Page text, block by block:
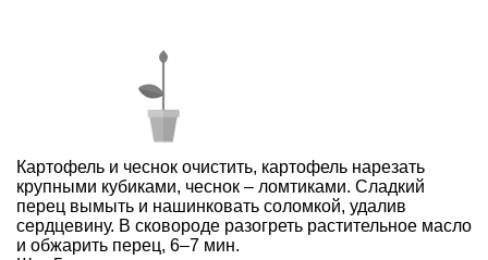
Картофель и чеснок очистить, картофель нарезать
крупными кубиками, чеснок – ломтиками. Сладкий
перец вымыть и нашинковать соломкой, удалив
сердцевину. В сковороде разогреть растительное масло
и обжарить перец, 6–7 мин.